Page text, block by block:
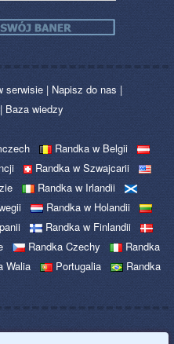
serwisie | Napisz do nas |
| Baza wiedzy
Randka w Belgii
Randka w Szwajcarii
Randka w Irlandii
Randka w Holandii
Randka w Finlandii
Randka Czechy
Randka
Walia Portugalia
Randka